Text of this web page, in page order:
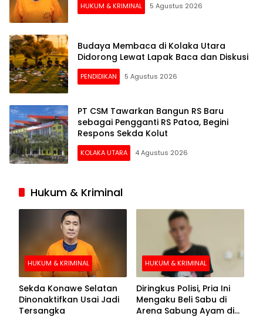
HUKUM & KRIMINAL 5 Agustus 2026
Budaya Membaca di Kolaka Utara
Didorong Lewat Lapak Baca dan Diskusi
PENDIDIKAN 5 Agustus 2026
PT CSM Tawarkan Bangun RS Baru
sebagai Pengganti RS Patoa, Begini
Respons Sekda Kolut
KOLAKA UTARA 4 Agustus 2026
Hukum & Kriminal
HUKUM & KRIMINAL
Sekda Konawe Selatan
Dinonaktifkan Usai Jadi
Tersangka
HUKUM & KRIMINAL
Diringkus Polisi, Pria Ini
Mengaku Beli Sabu di
Arena Sabung Ayam di